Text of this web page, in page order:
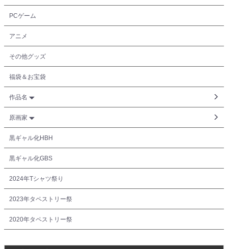
PCゲーム
アニメ
その他グッズ
福袋＆お宝袋
作品名
原画家
黒ギャル化HBH
黒ギャル化GBS
2024年Tシャツ祭り
2023年タペストリー祭
2020年タペストリー祭